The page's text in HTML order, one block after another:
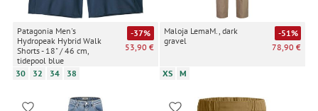
Patagonia Men's
Hydropeak Hybrid Walk
Shorts - 18" / 46 cm,
tidepool blue
-37%
53,90 €
30 32 34 38
Maloja LemaM., dark
gravel
-51%
78,90 €
XS M